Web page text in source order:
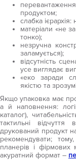
продуктом;
слабка
матеріали «не
тонко);
незручна
заламується);
відсутність
усе виглядає
«еко заради
якістю та
Якщо упаковка має
а й наповнення:
каталог),
тактильні
друкований продукт
рекомендувати;
планерів і фірмових
акуратний формат –